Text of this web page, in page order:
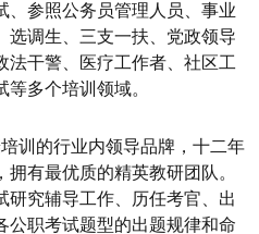
、参照公务员管理人员、事业
选调生、三支一扶、党政领导
法干警、医疗工作者、社区工
多个培训领域。
训的行业内领导品牌，十二年
有最优质的精英教研团队。
研究辅导工作、历任考官、出
公职考试题型的出题规律和命